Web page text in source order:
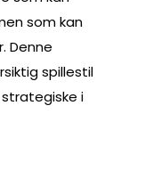
som kan
Denne
spillestil
i